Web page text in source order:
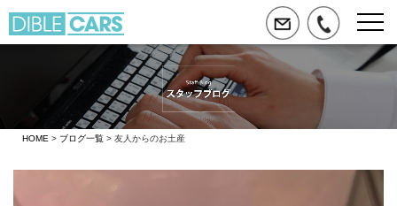
HOME > ブログ一覧 > 友人からのお土産